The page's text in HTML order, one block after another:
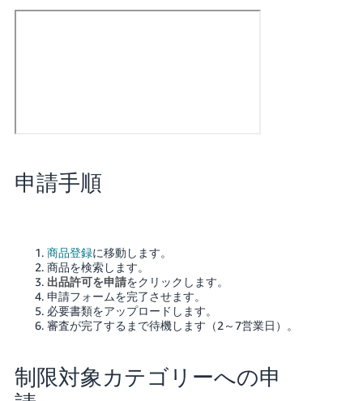
申請手順
商品登録に移動します。
商品を検索します。
出品許可を申請をクリックします。
申請フォームを完了させます。
必要書類をアップロードします。
審査が完了するまで待機します（2～7営業日）。
制限対象カテゴリーへの申